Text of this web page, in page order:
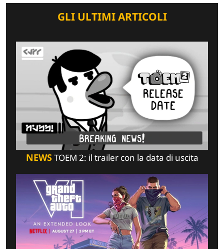
GLI ULTIMI ARTICOLI
NEWSTOEM 2: il trailer con la data di uscita